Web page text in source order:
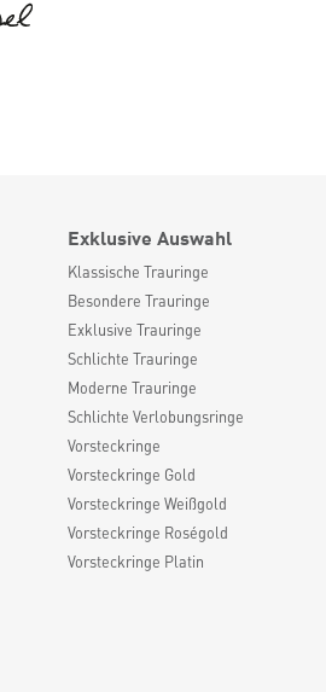
Exklusive Auswahl
Klassische Trauringe
Besondere Trauringe
Exklusive Trauringe
Schlichte Trauringe
Moderne Trauringe
Schlichte Verlobungsringe
Vorsteckringe
Vorsteckringe Gold
Vorsteckringe Weißgold
Vorsteckringe Roségold
Vorsteckringe Platin